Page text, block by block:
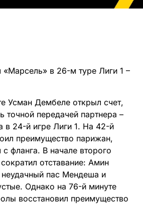
в 26-м туре Лиги 1 –
Усман Дембеле открыл счет,
точной передачей партнера –
в 24-й игре Лиги 1. На 42-й
преимущество парижан,
фланга. В начале второго
отставание: Амин
неудачный пас Мендеша и
Однако на 76-й минуте
восстановил преимущество